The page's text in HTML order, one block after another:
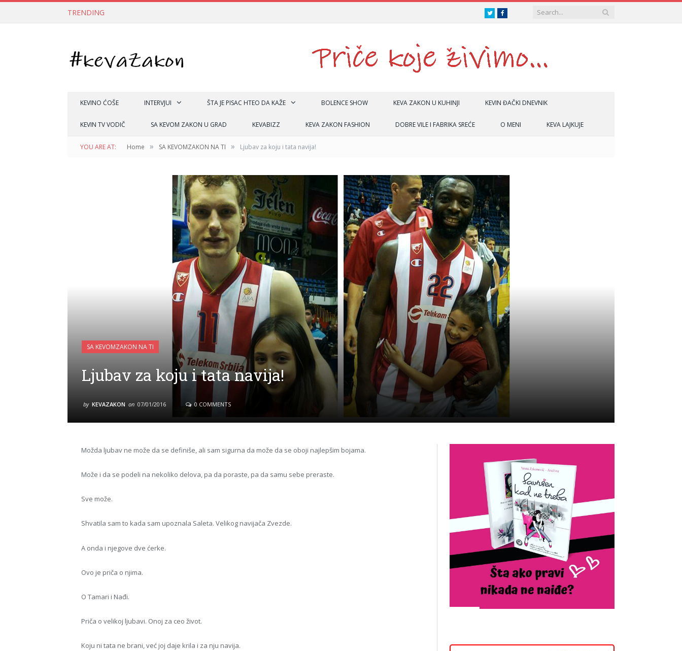
TRENDING TwitterFacebook
KEVINO ĆOŠE INTERVJUI ŠTA JE PISAC HTEO DA KAŽE BOLENCE SHOW KEVA ZAKON U KUHINJI KEVIN ĐAČKI DNEVNIK
KEVIN TV VODIČ SA KEVOM ZAKON U GRAD KEVABIZZ KEVA ZAKON FASHION DOBRE VILE I FABRIKA SREĆE O MENI KEVA LAJKUJE
YOU ARE AT: Home » SA KEVOMZAKON NA TI » Ljubav za koju i tata navija!
SA KEVOMZAKON NA TI
Ljubav za koju i tata navija!
by KEVAZAKON on 07/01/2016 0 COMMENTS
Možda ljubav ne može da se definiše, ali sam sigurna da može da se oboji najlepšim bojama.
Može i da se podeli na nekoliko delova, pa da poraste, pa da samu sebe preraste.
Sve može.
Shvatila sam to kada sam upoznala Saleta. Velikog navijača Zvezde.
A onda i njegove dve ćerke.
Ovo je priča o njima.
O Tamari i Nađi.
Priča o velikoj ljubavi. Onoj za ceo život.
Koju ni tata ne brani, već joj daje krila i za nju navija.